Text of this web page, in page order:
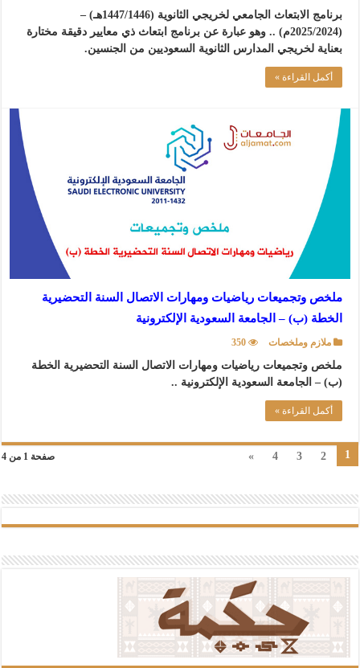
برنامج الابتعاث الجامعي لخريجي الثانوية (1447/1446هـ) –
(2025/2024م) .. وهو عبارة عن برنامج ابتعاث ذي معايير دقيقة مختارة
بعناية لخريجي المدارس الثانوية السعوديين من الجنسين.
أكمل القراءة »
ملخص وتجميعات رياضيات ومهارات الاتصال السنة التحضيرية
الخطة (ب) – الجامعة السعودية الإلكترونية
ملازم وملخصات 350
ملخص وتجميعات رياضيات ومهارات الاتصال السنة التحضيرية الخطة
(ب) – الجامعة السعودية الإلكترونية ..
أكمل القراءة »
صفحة 1 من 4 1
2
3
4
»